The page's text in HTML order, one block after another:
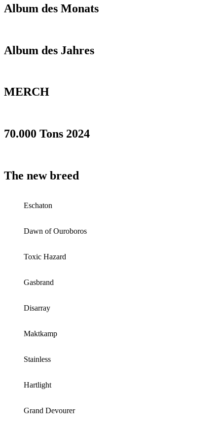
Album des Monats
Album des Jahres
MERCH
70.000 Tons 2024
The new breed
Eschaton
Dawn of Ouroboros
Toxic Hazard
Gasbrand
Disarray
Maktkamp
Stainless
Hartlight
Grand Devourer